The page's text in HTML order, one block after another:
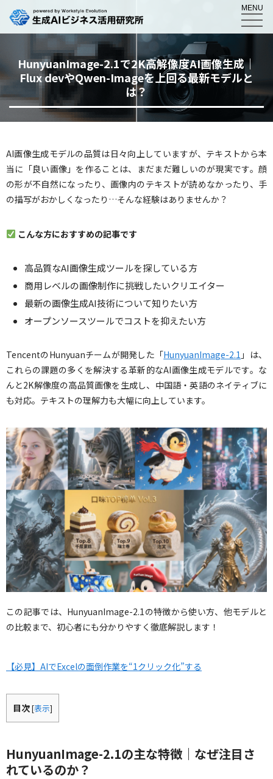
MENU
HunyuanImage-2.1で2K高解像度AI画像生成｜
Flux devやQwen-Imageを上回る最新モデルと
は？
AI画像生成モデルの品質は日々向上していますが、テキストから本
当に「良い画像」を作ることは、まだまだ難しいのが現実です。顔
の形が不自然になったり、画像内のテキストが読めなかったり、手
の描写がおかしくなったり…そんな経験はありませんか？
こんな方におすすめの記事です
高品質なAI画像生成ツールを探している方
商用レベルの画像制作に挑戦したいクリエイター
最新の画像生成AI技術について知りたい方
オープンソースツールでコストを抑えたい方
TencentのHunyuanチームが開発した「HunyuanImage-2.1 」は、
これらの課題の多くを解決する革新的なAI画像生成モデルです。な
んと2K解像度の高品質画像を生成し、中国語・英語のネイティブに
も対応。テキストの理解力も大幅に向上しています。
この記事では、HunyuanImage-2.1の特徴から使い方、他モデルと
の比較まで、初心者にも分かりやすく徹底解説します！
【必見】AIでExcelの面倒作業を“1クリック化”する
目次[表示]
HunyuanImage-2.1の主な特徴｜なぜ注目さ
れているのか？